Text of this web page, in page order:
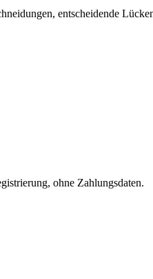
entscheidende
ohne Zahlungsdaten.